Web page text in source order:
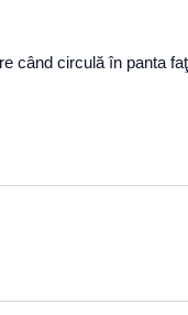
când circulă în panta